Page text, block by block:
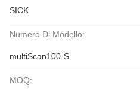
SICK
Numero Di Modello:
multiScan100-S
MOQ: